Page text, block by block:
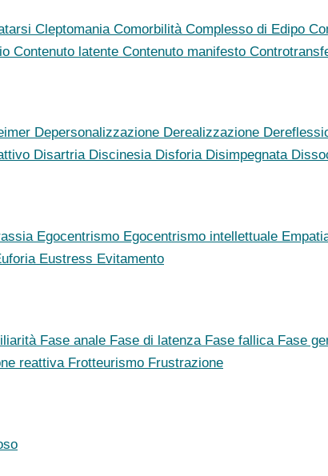
Cleptomania Comorbilità Complesso di Edipo
Contenuto latente Contenuto manifesto
Depersonalizzazione Derealizzazione
Disartria Discinesia Disforia Disimpegnata
Egocentrismo Egocentrismo intellettuale
Eustress Evitamento
Fase anale Fase di latenza Fase fallica Fase
reattiva Frotteurismo Frustrazione